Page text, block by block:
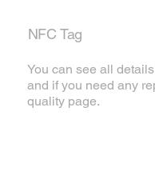
NFC Tag
You can see all
and if you need any
quality page.